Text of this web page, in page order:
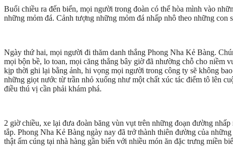
Buổi chiều ra đến biển, mọi người trong đoàn có thể hòa mình vào
những mỏm đá. Cảnh tượng những mỏm đá nhấp nhô theo những
Ngày thứ hai, mọi người đi thăm danh thắng Phong Nha Kẻ Bàng.
mọi bộn bề, lo toan, mọi căng thẳng bây giờ đã nhường chỗ cho
kịp thời ghi lại bằng ảnh, hi vọng mọi người trong công ty sẽ không
những giọt nước từ trần nhỏ xuống như một chất xúc tác điểm tô lên
điều thú vị cần phải khám phá.
2 giờ chiều, xe lại đưa đoàn băng vùn vụt trên những đoạn đường
tắp. Phong Nha Kẻ Bàng ngày nay đã trở thành thiên đường của
thật ấm cúng tại nhà hàng gần biển với nhiều món ăn đặc trưng miền